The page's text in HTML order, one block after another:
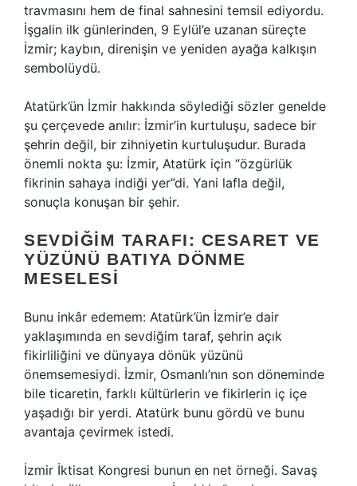
travmasını hem de final sahnesini temsil ediyordu.
İşgalin ilk günlerinden, 9 Eylül’e uzanan süreçte
İzmir; kaybın, direnişin ve yeniden ayağa kalkışın
sembolüydü.
Atatürk’ün İzmir hakkında söylediği sözler genelde
şu çerçevede anılır: İzmir’in kurtuluşu, sadece bir
şehrin değil, bir zihniyetin kurtuluşudur. Burada
önemli nokta şu: İzmir, Atatürk için “özgürlük
fikrinin sahaya indiği yer”di. Yani lafla değil,
sonuçla konuşan bir şehir.
SEVDIĞIM TARAFI: CESARET VE
YÜZÜNÜ BATIYA DÖNME
MESELESI
Bunu inkâr edemem: Atatürk’ün İzmir’e dair
yaklaşımında en sevdiğim taraf, şehrin açık
fikirliliğini ve dünyaya dönük yüzünü
önemsemesiydi. İzmir, Osmanlı’nın son döneminde
bile ticaretin, farklı kültürlerin ve fikirlerin iç içe
yaşadığı bir yerdi. Atatürk bunu gördü ve bunu
avantaja çevirmek istedi.
İzmir İktisat Kongresi bunun en net örneği. Savaş